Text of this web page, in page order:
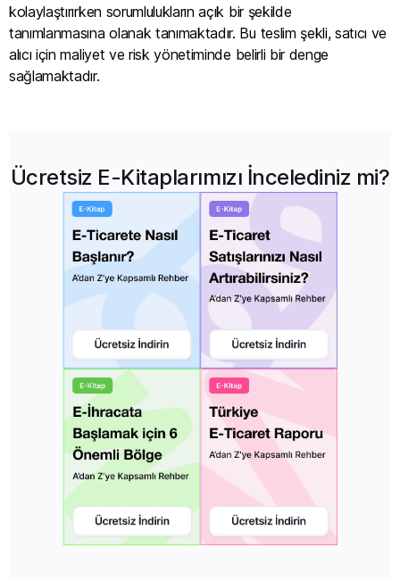
kolaylaştırırken sorumlulukların açık bir şekilde
tanımlanmasına olanak tanımaktadır. Bu teslim şekli, satıcı ve
alıcı için maliyet ve risk yönetiminde belirli bir denge
sağlamaktadır.
Ücretsiz E-Kitaplarımızı İncelediniz mi?